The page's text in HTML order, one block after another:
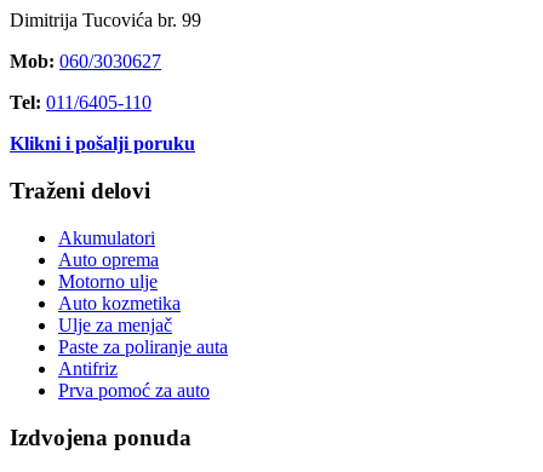
Dimitrija Tucovića br. 99
Mob: 060/3030627
Tel: 011/6405-110
Klikni i pošalji poruku
Traženi delovi
Akumulatori
Auto oprema
Motorno ulje
Auto kozmetika
Ulje za menjač
Paste za poliranje auta
Antifriz
Prva pomoć za auto
Izdvojena ponuda